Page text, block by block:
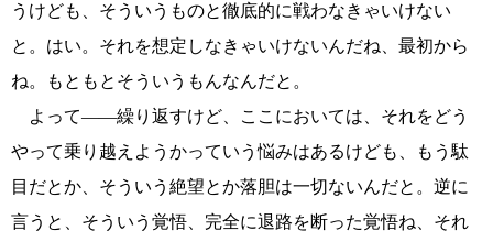
うけども、そういうものと徹底的に戦わなきゃいけない
と。はい。それを想定しなきゃいけないんだね、最初から
ね。もともとそういうもんなんだと。
よって――繰り返すけど、ここにおいては、それをどう
やって乗り越えようかっていう悩みはあるけども、もう駄
目だとか、そういう絶望とか落胆は一切ないんだと。逆に
言うと、そういう覚悟、完全に退路を断った覚悟ね、それ